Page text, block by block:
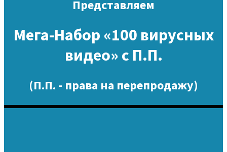
Представляем
Мега-Набор «100 вирусных
видео» с П.П.
(П.П. - права на перепродажу)